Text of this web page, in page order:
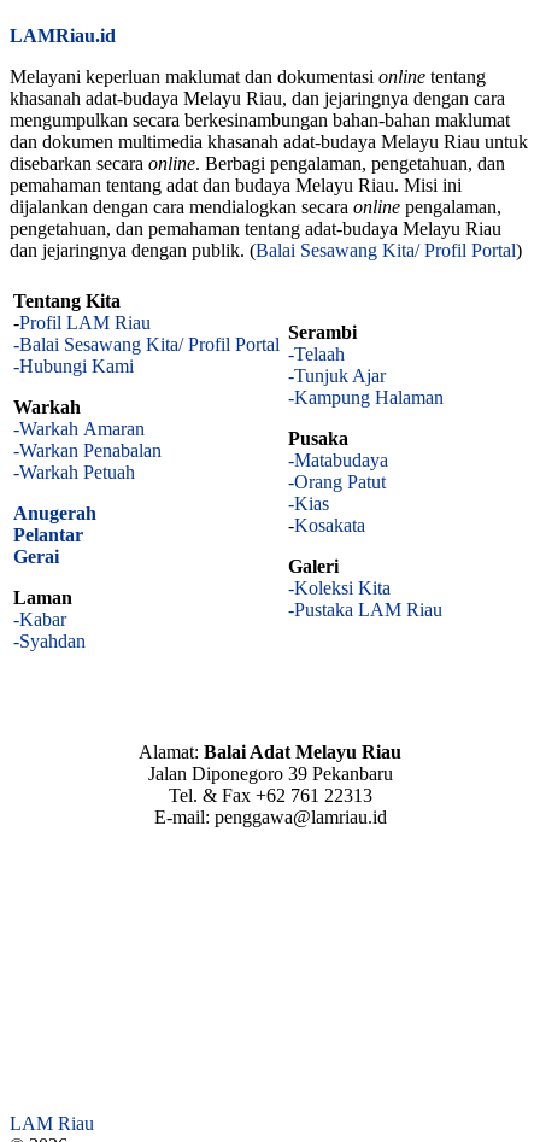
LAMRiau.id
Melayani keperluan maklumat dan dokumentasi online tentang
khasanah adat-budaya Melayu Riau, dan jejaringnya dengan cara
mengumpulkan secara berkesinambungan bahan-bahan maklumat
dan dokumen multimedia khasanah adat-budaya Melayu Riau untuk
disebarkan secara online. Berbagi pengalaman, pengetahuan, dan
pemahaman tentang adat dan budaya Melayu Riau. Misi ini
dijalankan dengan cara mendialogkan secara online pengalaman,
pengetahuan, dan pemahaman tentang adat-budaya Melayu Riau
dan jejaringnya dengan publik. (Balai Sesawang Kita/ Profil Portal)
Tentang Kita
-Profil LAM Riau
-Balai Sesawang Kita/ Profil Portal
-Hubungi Kami
Warkah
-Warkah Amaran
-Warkan Penabalan
-Warkah Petuah
Anugerah
Pelantar
Gerai
Laman
-Kabar
-Syahdan
Serambi
-Telaah
-Tunjuk Ajar
-Kampung Halaman
Pusaka
-Matabudaya
-Orang Patut
-Kias
-Kosakata
Galeri
-Koleksi Kita
-Pustaka LAM Riau
Alamat: Balai Adat Melayu Riau
Jalan Diponegoro 39 Pekanbaru
Tel. & Fax +62 761 22313
E-mail: penggawa@lamriau.id
LAM Riau